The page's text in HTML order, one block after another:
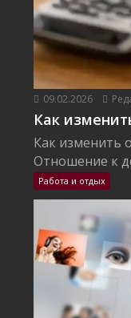
09.02.2026
Как
Как изменить
Отношение к
Работа и отдых